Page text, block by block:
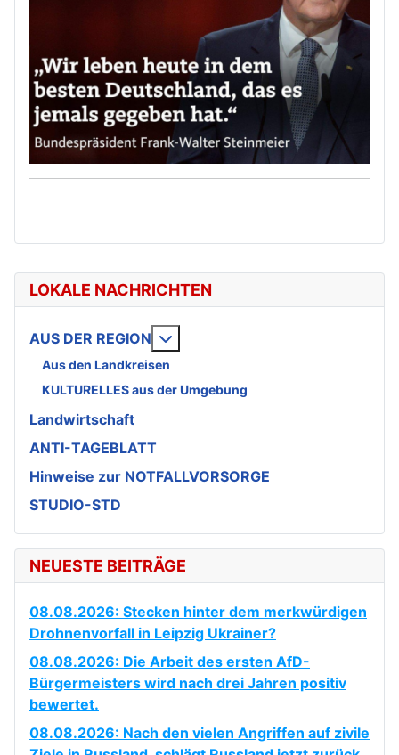
LOKALE NACHRICHTEN
AUS DER REGION
Aus den Landkreisen
KULTURELLES aus der Umgebung
Landwirtschaft
ANTI-TAGEBLATT
Hinweise zur NOTFALLVORSORGE
STUDIO-STD
NEUESTE BEITRÄGE
08.08.2026: Stecken hinter dem merkwürdigen
Drohnenvorfall in Leipzig Ukrainer?
08.08.2026: Die Arbeit des ersten AfD-
Bürgermeisters wird nach drei Jahren positiv
bewertet.
08.08.2026: Nach den vielen Angriffen auf zivile